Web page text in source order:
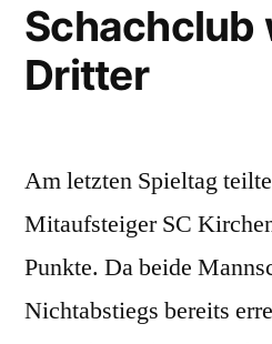
Schachclub
Dritter
Am letzten Spieltag
Mitaufsteiger SC
Punkte. Da beide
Nichtabstiegs bereits